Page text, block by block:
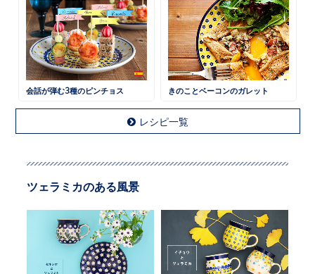
会話が弾む3種のピンチョス きのことベーコンのガレット
レシピ一覧
ツェラミカのある風景